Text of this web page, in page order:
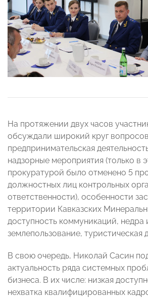
На протяжении двух часов
обсуждали широкий круг
предпринимательская
надзорные мероприятия (только в
прокуратурой было отменено 5
должностных лиц контрольных
ответственности), особенности
территории Кавказских
доступность коммуникаций, недра
землепользование, туристическая
В свою очередь, Николай Сасин
актуальность ряда системных
бизнеса. В их числе: низкая
нехватка квалифицированных